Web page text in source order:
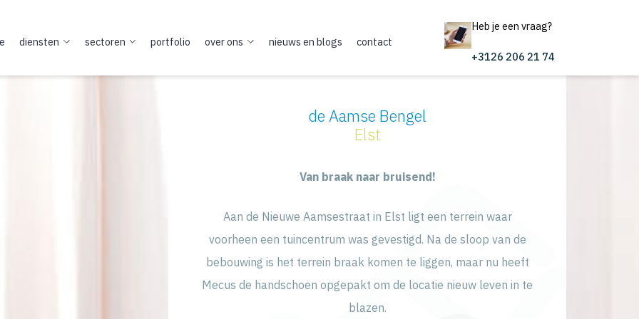
diensten sectoren portfolio over ons nieuws en blogs contact
Heb je een vraag?
+3126 206 21 74
de Aamse Bengel
Elst
Van braak naar bruisend!
Aan de Nieuwe Aamsestraat in Elst ligt een terrein waar
voorheen een tuincentrum was gevestigd. Na de sloop van de
bebouwing is het terrein braak komen te liggen, maar nu heeft
Mecus de handschoen opgepakt om de locatie nieuw leven in te
blazen.